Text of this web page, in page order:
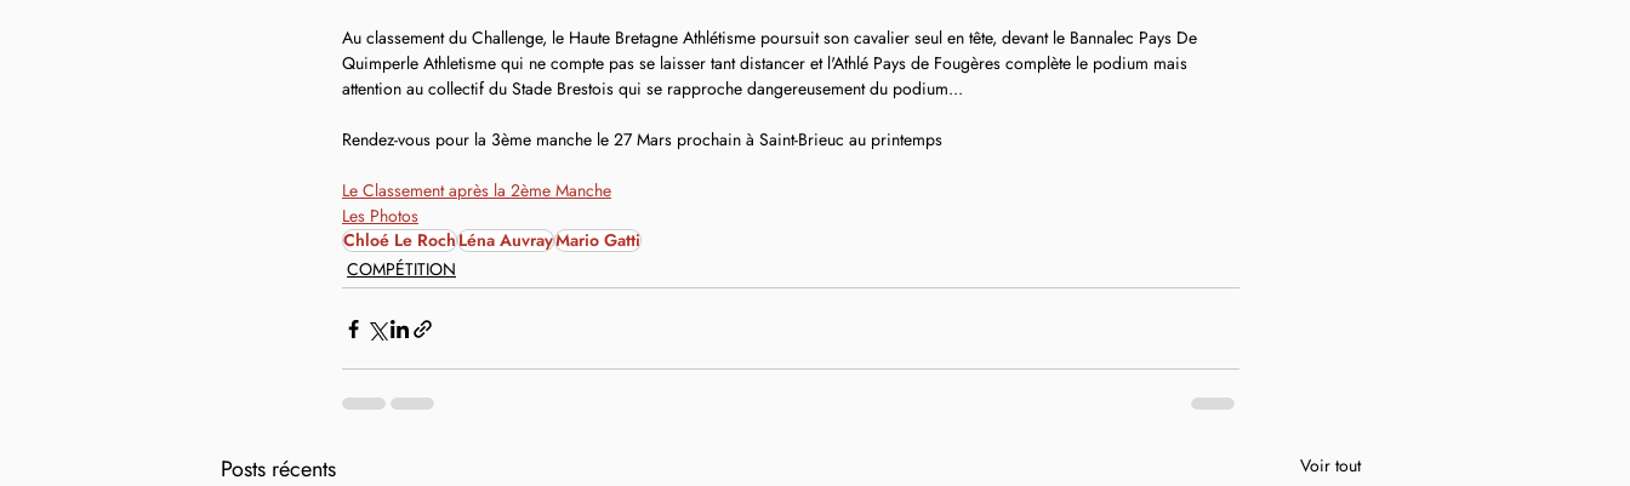
Au classement du Challenge, le Haute Bretagne Athlétisme poursuit son cavalier seul en tête, devant le Bannalec Pays De
Quimperle Athletisme qui ne compte pas se laisser tant distancer et l'Athlé Pays de Fougères complète le podium mais
attention au collectif du Stade Brestois qui se rapproche dangereusement du podium...
Rendez-vous pour la 3ème manche le 27 Mars prochain à Saint-Brieuc au printemps
Le Classement après la 2ème Manche
Les Photos
Chloé Le RochLéna AuvrayMario Gatti
COMPÉTITION
Posts récents Voir tout